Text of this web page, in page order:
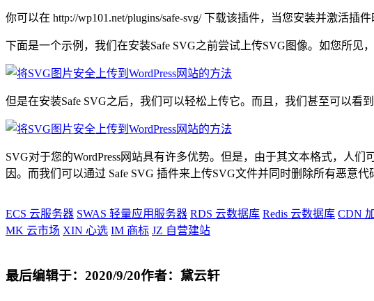
你可以在 http://wp101.net/plugins/safe-svg/ 下载该插件，当您安装并激活
下面是一个示例，我们在安装Safe SVG之前尝试上传SVG图像。如您所见
但是在安装Safe SVG之后，我们可以轻松上传它。而且，我们甚至可以看到
SVG对于您的WordPress网站具有许多优势。但是，由于其文本格式，人
因。而我们可以通过 Safe SVG 插件来上传SVG文件并同时删除所有恶意代
ECS 云服务器 SWAS 轻量应用服务器 RDS 云数据库 Redis 云数据库 CDN
MK 云市场 XIN 心选 IM 商标 JZ 自营建站
最后编辑于：2020/9/20作者：黛云轩